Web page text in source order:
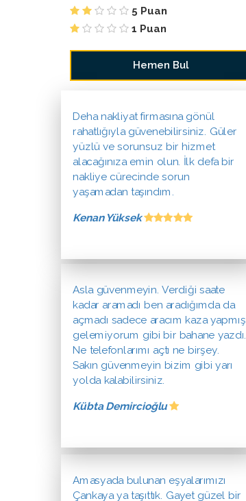
5 Puan
1 Puan
Deha nakliyat firmasına gönül
rahatlığıyla güvenebilirsiniz. Güler
yüzlü ve sorunsuz bir hizmet
alacağınıza emin olun. İlk defa bir
nakliye cürecinde sorun
yaşamadan taşındım.
Kenan Yüksek
Asla güvenmeyin. Verdiği saate
kadar aramadı ben aradığımda da
açmadı sadece aracım kaza yapmış
gelemiyorum gibi bir bahane yazdı.
Ne telefonlarımı açtı ne birşey.
Sakın güvenmeyin bizim gibi yarı
yolda kalabilirsiniz.
Kübta Demircioğlu
Amasyada bulunan eşyalarımızı
Çankaya ya taşıttık. Gayet güzel bir